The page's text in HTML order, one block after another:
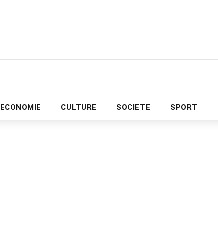
ECONOMIE CULTURE SOCIETE SPORTPUBLICITÉ